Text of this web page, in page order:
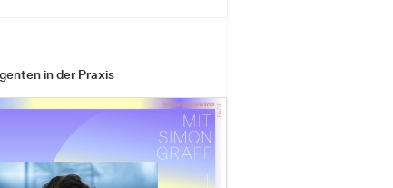
in der Praxis